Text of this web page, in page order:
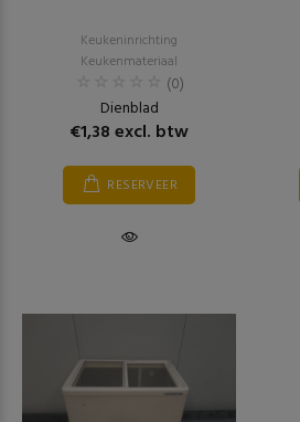
Keukeninrichting
Keukenmateriaal
(0)
Dienblad
€1,38 excl. btw
RESERVEER